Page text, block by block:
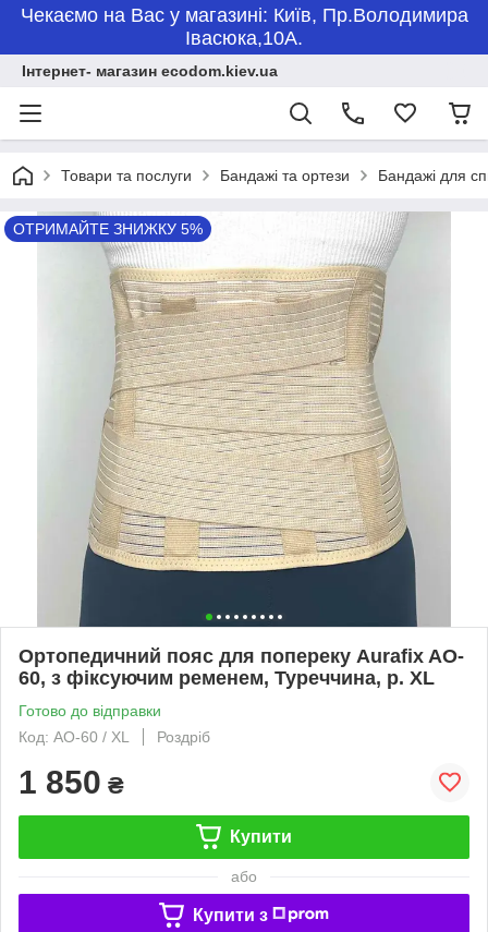
Чекаємо на Вас у магазині: Київ, Пр.Володимира
Івасюка,10А.
Інтернет- магазин ecodom.kiev.ua
Товари та послуги Бандажі та ортези Бандажі для
ОТРИМАЙТЕ ЗНИЖКУ 5%
Ортопедичний пояс для попереку Aurafix AO-
60, з фіксуючим ременем, Туреччина, р. XL
Готово до відправки
Код: AO-60 / ХL
Роздріб
1 850 ₴
Купити
або
Купити з